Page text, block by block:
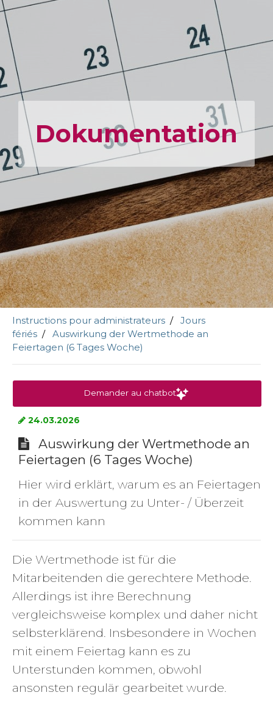
Dokumen­tation
Instructions pour administrateurs
Jours
fériés
Auswirkung der Wertmethode an
Feiertagen (6 Tages Woche)
Demander au chatbot
24.03.2026
Auswirkung der Wertmethode an
Feiertagen (6 Tages Woche)
Hier wird erklärt, warum es an Feiertagen
in der Auswertung zu Unter- / Überzeit
kommen kann
Die Wertmethode ist für die
Mitarbeitenden die gerechtere Methode.
Allerdings ist ihre Berechnung
vergleichsweise komplex und daher nicht
selbsterklärend. Insbesondere in Wochen
mit einem Feiertag kann es zu
Unterstunden kommen, obwohl
ansonsten regulär gearbeitet wurde.